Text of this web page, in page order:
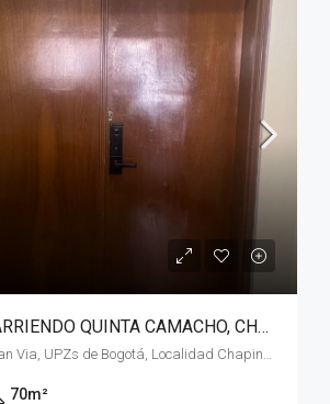
OFICINA EN ARRIENDO QUINTA CAMACHO, CHAPINERO, BOGOTÁ, D.C.
Carrera 7, La Gran Via, UPZs de Bogotá, Localidad Chapinero, Bogotá, Bogotá, Distrito Capital, RAP (Especial) Central, 110221, Colombia
70m²